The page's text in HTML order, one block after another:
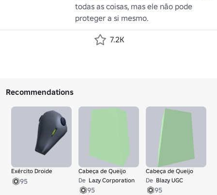
todas as coisas, mas ele não pode
proteger a si mesmo.
7.2K
Recommendations
Exército Droide
95
Cabeça de Queijo
De Lazy Corporation
95
Cabeça de Queijo
De Blazy UGC
95